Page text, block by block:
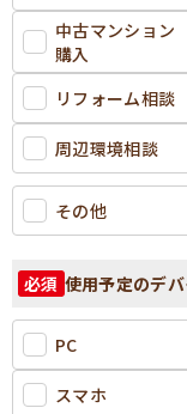
中古マンション
購入
リフォーム相談
周辺環境相談
その他
必須 使用予定のデ
PC
スマホ